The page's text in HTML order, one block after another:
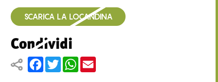
SCARICA LA LOCANDINA
Condividi
Facebook
TwitterWhatsApp
Email